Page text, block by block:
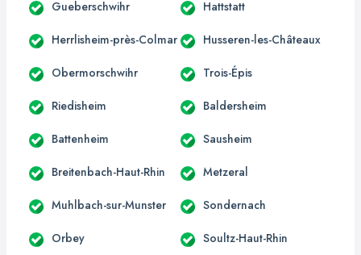
Gueberschwihr Hattstatt
Herrlisheim-près-Colmar Husseren-les-Châteaux
Obermorschwihr Trois-Épis
Riedisheim Baldersheim
Battenheim Sausheim
Breitenbach-Haut-Rhin Metzeral
Muhlbach-sur-Munster Sondernach
Orbey Soultz-Haut-Rhin